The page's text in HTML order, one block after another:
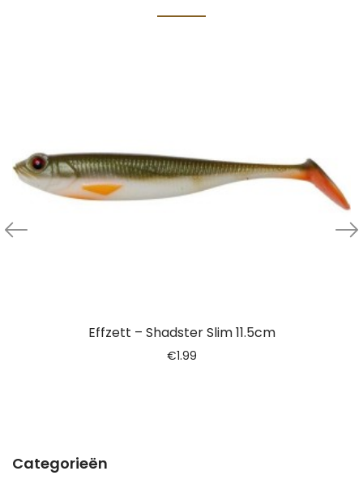
Effzett – Shadster Slim 11.5cm
€1.99
Categorieën